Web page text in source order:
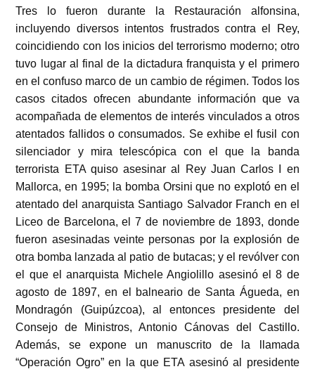
Tres lo fueron durante la Restauración alfonsina,
incluyendo diversos intentos frustrados contra el Rey,
coincidiendo con los inicios del terrorismo moderno; otro
tuvo lugar al final de la dictadura franquista y el primero
en el confuso marco de un cambio de régimen. Todos los
casos citados ofrecen abundante información que va
acompañada de elementos de interés vinculados a otros
atentados fallidos o consumados. Se exhibe el fusil con
silenciador y mira telescópica con el que la banda
terrorista ETA quiso asesinar al Rey Juan Carlos I en
Mallorca, en 1995; la bomba Orsini que no explotó en el
atentado del anarquista Santiago Salvador Franch en el
Liceo de Barcelona, el 7 de noviembre de 1893, donde
fueron asesinadas veinte personas por la explosión de
otra bomba lanzada al patio de butacas; y el revólver con
el que el anarquista Michele Angiolillo asesinó el 8 de
agosto de 1897, en el balneario de Santa Águeda, en
Mondragón (Guipúzcoa), al entonces presidente del
Consejo de Ministros, Antonio Cánovas del Castillo.
Además, se expone un manuscrito de la llamada
“Operación Ogro” en la que ETA asesinó al presidente